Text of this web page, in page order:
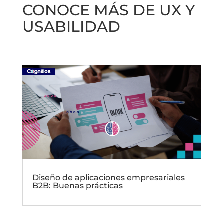
CONOCE MÁS DE UX Y
USABILIDAD
Diseño de aplicaciones empresariales
B2B: Buenas prácticas